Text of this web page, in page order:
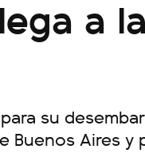
a la
su
Buenos Aires y